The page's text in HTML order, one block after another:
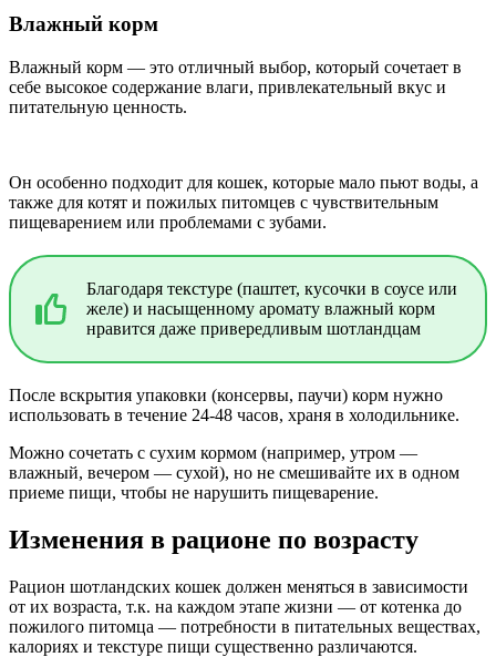
Влажный корм
Влажный корм — это отличный выбор, который сочетает в
себе высокое содержание влаги, привлекательный вкус и
питательную ценность.
Он особенно подходит для кошек, которые мало пьют воды, а
также для котят и пожилых питомцев с чувствительным
пищеварением или проблемами с зубами.
Благодаря текстуре (паштет, кусочки в соусе или
желе) и насыщенному аромату влажный корм
нравится даже привередливым шотландцам
После вскрытия упаковки (консервы, паучи) корм нужно
использовать в течение 24-48 часов, храня в холодильнике.
Можно сочетать с сухим кормом (например, утром —
влажный, вечером — сухой), но не смешивайте их в одном
приеме пищи, чтобы не нарушить пищеварение.
Изменения в рационе по возрасту
Рацион шотландских кошек должен меняться в зависимости
от их возраста, т.к. на каждом этапе жизни — от котенка до
пожилого питомца — потребности в питательных веществах,
калориях и текстуре пищи существенно различаются.